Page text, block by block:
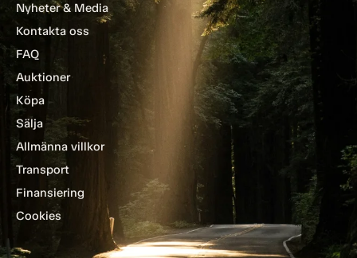
Nyheter & Media
Kontakta oss
FAQ
Auktioner
Köpa
Sälja
Allmänna villkor
Transport
Finansiering
Cookies